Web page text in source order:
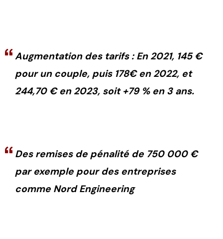
Augmentation des tarifs : En 2021, 145 €
pour un couple, puis 178€ en 2022, et
244,70 € en 2023, soit +79 % en 3 ans.
Des remises de pénalité de 750 000 €
par exemple pour des entreprises
comme Nord Engineering